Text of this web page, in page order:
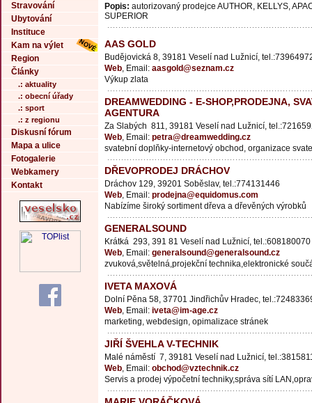
Stravování
Ubytování
Instituce
Kam na výlet
Region
Články
.: aktuality
.: obecní úřady
.: sport
.: z regionu
Diskusní fórum
Mapa a ulice
Fotogalerie
Webkamery
Kontakt
Popis: autorizovaný prodejce AUTHOR, KELLYS,
SUPERIOR
AAS GOLD
Budějovická 8, 39181 Veselí nad Lužnicí,
Web, Email: aasgold@seznam.cz
Výkup zlata
DREAMWEDDING - E-SHOP,PRODEJNA,
AGENTURA
Za Slabých 811, 39181 Veselí nad Lužnicí,
Web, Email: petra@dreamwedding.cz
svatební doplňky-internetový obchod, organizace
DŘEVOPRODEJ DRÁCHOV
Dráchov 129, 39201 Soběslav, tel.:774131446
Web, Email: prodejna@equidomus.com
Nabízíme široký sortiment dřeva a dřevěných výrobků
GENERALSOUND
Krátká 293, 391 81 Veselí nad Lužnicí, tel.:608180070
Web, Email: generalsound@generalsound.cz
zvuková,světelná,projekční technika,elektronické
IVETA MAXOVÁ
Dolní Pěna 58, 37701 Jindřichův Hradec,
Web, Email: iveta@im-age.cz
marketing, webdesign, opimalizace stránek
JIŘÍ ŠVEHLA V-TECHNIK
Malé náměstí 7, 39181 Veselí nad Lužnicí,
Web, Email: obchod@vztechnik.cz
Servis a prodej výpočetní techniky,správa sítí